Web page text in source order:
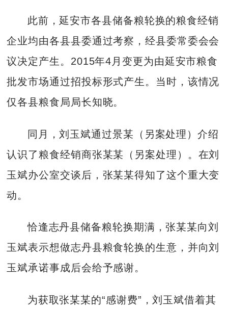
此前，延安市各县储备粮轮换的粮食经销
企业均由各县县委通过考察，经县委常委会会
议决定产生。2015年4月变更为由延安市粮食
批发市场通过招投标形式产生。当时，该情况
仅各县粮食局局长知晓。
同月，刘玉斌通过景某（另案处理）介绍
认识了粮食经销商张某某（另案处理）。在刘
玉斌办公室交谈后，张某某得知了这个重大变
动。
恰逢志丹县储备粮轮换期满，张某某向刘
玉斌表示想做志丹县粮食轮换的生意，并向刘
玉斌承诺事成后会给予感谢。
为获取张某某的“感谢费”，刘玉斌借着其